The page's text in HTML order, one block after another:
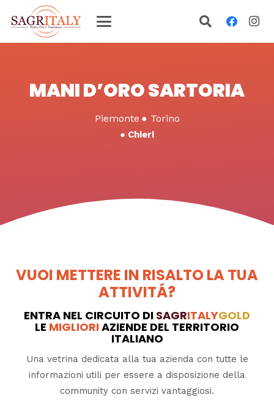
MANI D’ORO SARTORIA
Piemonte ● Torino
● Chieri
VUOI METTERE IN RISALTO LA TUA
ATTIVITÁ?
ENTRA NEL CIRCUITO DI SAGRITALYGOLD
LE MIGLIORIAZIENDE DEL TERRITORIO
ITALIANO
Una vetrina dedicata alla tua azienda con tutte le
informazioni utili per essere a disposizione della
community con servizi vantaggiosi.